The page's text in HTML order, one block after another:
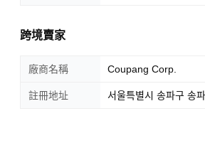
跨境賣家
廠商名稱 Coupang Corp.
註冊地址 서울특별시 송파구 송